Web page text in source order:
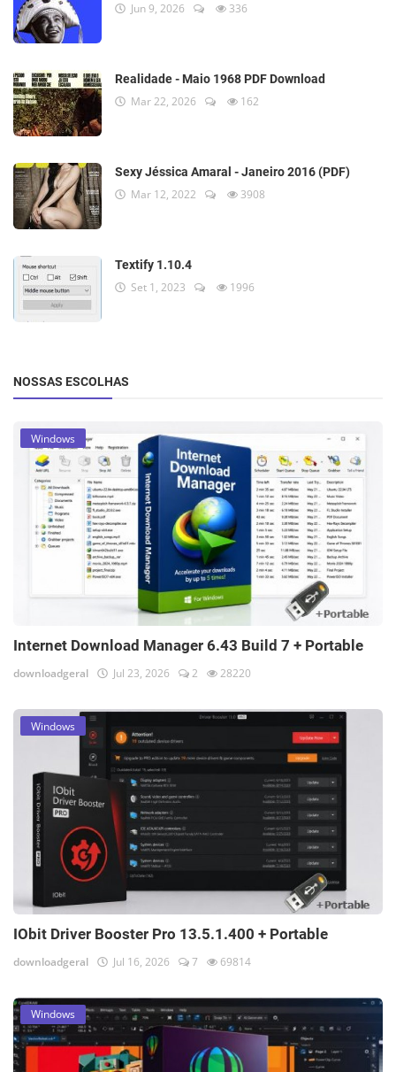
Jun 9, 2026 336
Realidade - Maio 1968 PDF Download
Mar 22, 2026 162
Sexy Jéssica Amaral - Janeiro 2016 (PDF)
Mar 12, 2022 3908
Textify 1.10.4
Set 1, 2023 1996
NOSSAS ESCOLHAS
Windows
Internet Download Manager 6.43 Build 7 + Portable
downloadgeral Jul 23, 2026 2 28220
Windows
IObit Driver Booster Pro 13.5.1.400 + Portable
downloadgeral Jul 16, 2026 7 69814
Windows